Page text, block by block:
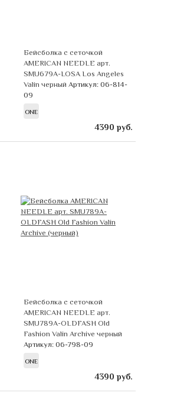
Бейсболка с сеточкой
AMERICAN NEEDLE арт.
SMU679A-LOSA Los Angeles
Valin черный Артикул: 06-814-
09
ONE
4390 руб.
Бейсболка с сеточкой
AMERICAN NEEDLE арт.
SMU789A-OLDFASH Old
Fashion Valin Archive черный
Артикул: 06-798-09
ONE
4390 руб.